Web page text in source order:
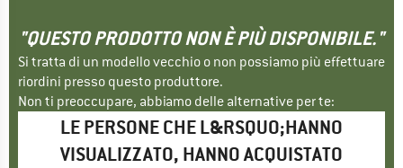
"QUESTO PRODOTTO NON È PIÙ DISPONIBILE."
Si tratta di un modello vecchio o non possiamo più effettuare
riordini presso questo produttore.
Non ti preoccupare, abbiamo delle alternative per te:
LE PERSONE CHE L&RSQUO;HANNO
VISUALIZZATO, HANNO ACQUISTATO